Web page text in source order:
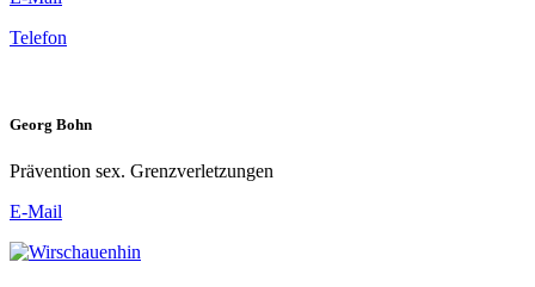
Telefon
Georg Bohn
Prävention sex. Grenzverletzungen
E-Mail